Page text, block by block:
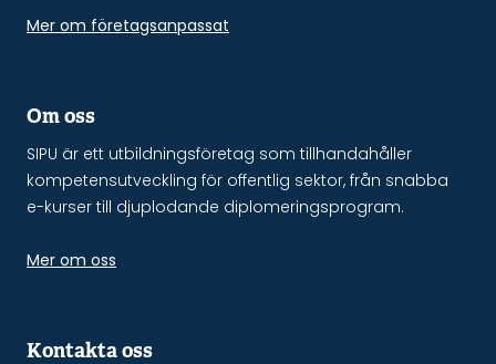
Mer om företagsanpassat
Om oss
SIPU är ett utbildningsföretag som tillhandahåller
kompetensutveckling för offentlig sektor, från snabba
e-kurser till djuplodande diplomeringsprogram.
Mer om oss
Kontakta oss